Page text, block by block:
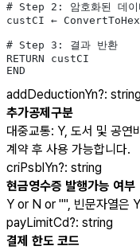
# Step 2: 암호화된 데이
custCI ←
# Step 3: 결과 반환
RETURN custCI
END
addDeductionYn?: string
추가공제구분
대중교통: Y, 도서 및 공연
계약 후 사용 가능합니다.
criPsblYn?: string
현금영수증 발행가능 여부
Y or N or "", 빈문자열은
payLimitCd?: string
결제 한도 코드